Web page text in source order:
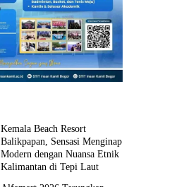
Kemala Beach Resort
Balikpapan, Sensasi Menginap
Modern dengan Nuansa Etnik
Kalimantan di Tepi Laut